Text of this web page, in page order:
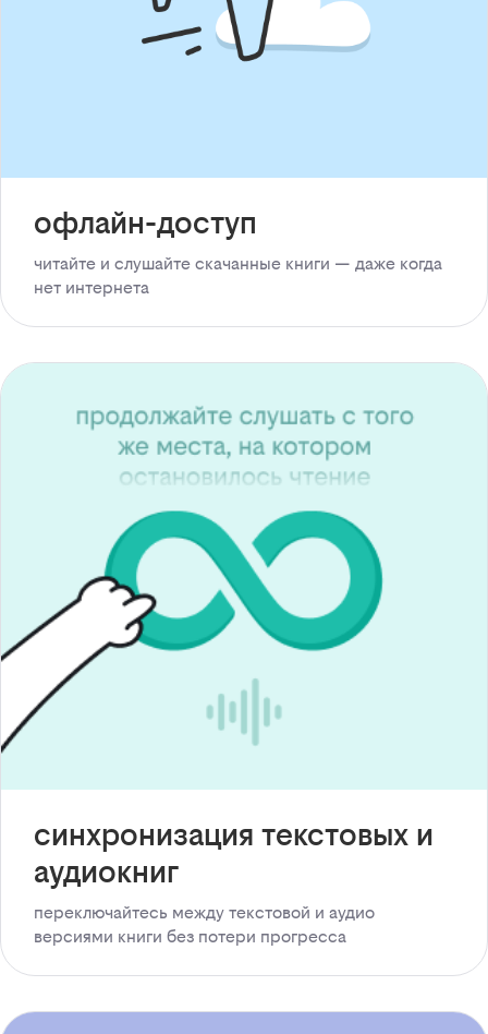
офлайн-доступ
читайте и слушайте скачанные книги — даже когда
нет интернета
синхронизация текстовых и
аудиокниг
переключайтесь между текстовой и аудио
версиями книги без потери прогресса